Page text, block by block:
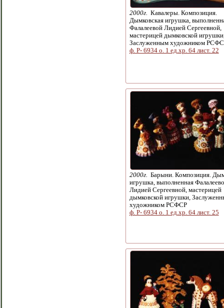
2000г.
Кавалеры. Композиция.
Дымковская игрушка,
Фалалеевой Лидией Сергеевной,
мастерицей дымковской
Заслуженным художником
ф. Р- 6934 о. 1 ед.хр. 64 лист. 22
2000г. Барыни. Композиция.
игрушка, выполненная
Лидией Сергеевной, мастерицей
дымковской игрушки,
художником РСФСР
ф. Р- 6934 о. 1 ед.хр. 64 лист. 25